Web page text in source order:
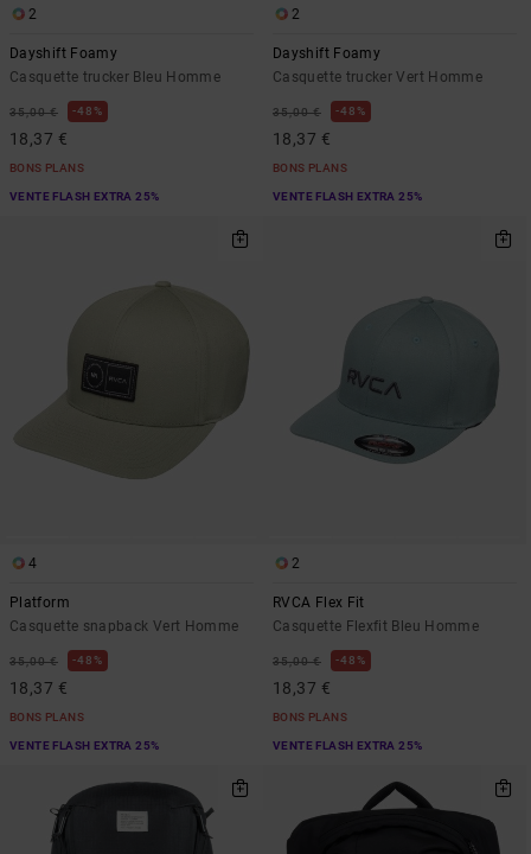
2
Dayshift Foamy
Casquette trucker Bleu Homme
35,00 € 48%
18,37 €
BONS PLANS
VENTE FLASH EXTRA 25%
2
Dayshift Foamy
Casquette trucker Vert Homme
35,00 € 48%
18,37 €
BONS PLANS
VENTE FLASH EXTRA 25%
4
Platform
Casquette snapback Vert Homme
35,00 € 48%
18,37 €
BONS PLANS
VENTE FLASH EXTRA 25%
2
RVCA Flex Fit
Casquette Flexfit Bleu Homme
35,00 € 48%
18,37 €
BONS PLANS
VENTE FLASH EXTRA 25%